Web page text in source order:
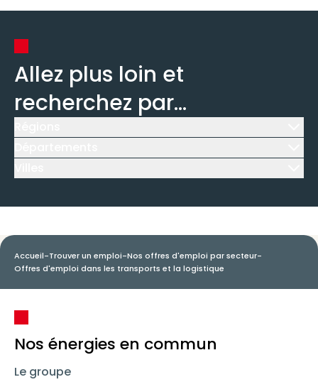
Allez plus loin et
recherchez par...
Accueil-Trouver un emploi-Nos offres d'emploi par secteur-
Offres d'emploi dans les transports et la logistique
Nos énergies en commun
Le groupe